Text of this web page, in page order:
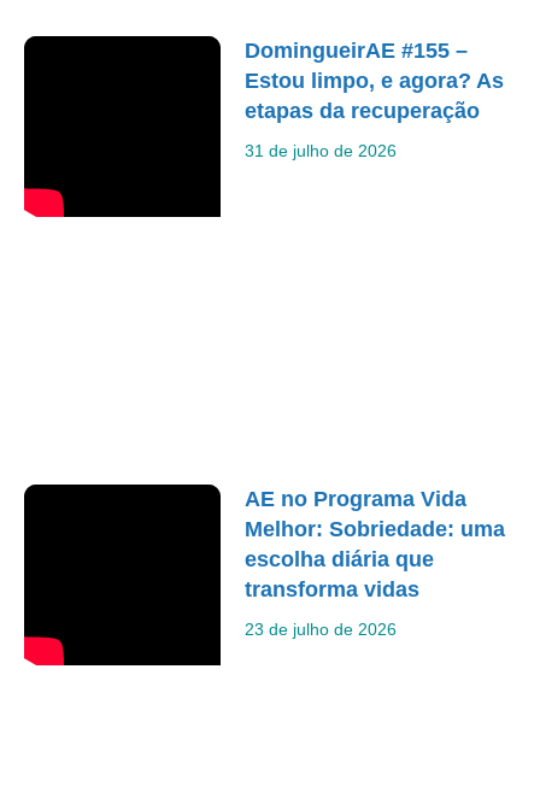
DomingueirAE #155 –
Estou limpo, e agora? As
etapas da recuperação
31 de julho de 2026
AE no Programa Vida
Melhor: Sobriedade: uma
escolha diária que
transforma vidas
23 de julho de 2026